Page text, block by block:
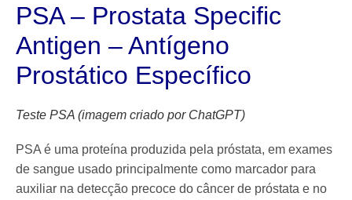
PSA – Prostata Specific
Antigen – Antígeno
Prostático Específico
Teste PSA (imagem criado por ChatGPT)
PSA é uma proteína produzida pela próstata, em exames
de sangue usado principalmente como marcador para
auxiliar na detecção precoce do câncer de próstata e no